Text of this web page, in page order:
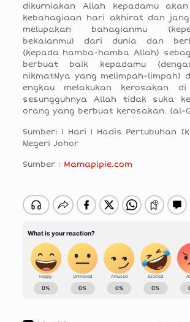
dikurniakan Allah kepadamu
kebahagiaan hari akhirat dan
melupakan bahagianmu
bekalanmu) dari dunia dan
(kepada hamba-hamba Allah)
berbuat baik kepadamu
nikmatNya yang melimpah-limpah)
engkau melakukan kerosakan
sesungguhnya Allah tidak suka
orang yang berbuat kerosakan. (al-
Sumber: 1 Hari 1 Hadis Pertubuhan
Negeri Johor
Sumber : Mamapipie.com